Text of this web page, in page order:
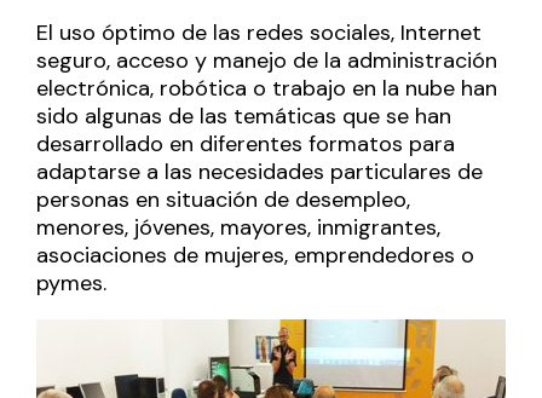
El uso óptimo de las redes sociales, Internet
seguro, acceso y manejo de la administración
electrónica, robótica o trabajo en la nube han
sido algunas de las temáticas que se han
desarrollado en diferentes formatos para
adaptarse a las necesidades particulares de
personas en situación de desempleo,
menores, jóvenes, mayores, inmigrantes,
asociaciones de mujeres, emprendedores o
pymes.